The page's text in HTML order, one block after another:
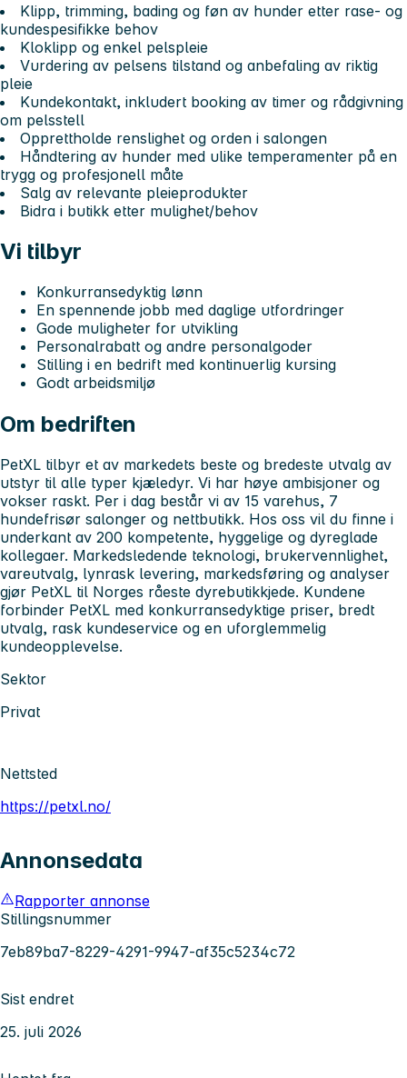
Klipp, trimming, bading og føn av hunder etter rase- og
kundespesifikke behov
Kloklipp og enkel pelspleie
Vurdering av pelsens tilstand og anbefaling av riktig
pleie
Kundekontakt, inkludert booking av timer og rådgivning
om pelsstell
Opprettholde renslighet og orden i salongen
Håndtering av hunder med ulike temperamenter på en
trygg og profesjonell måte
Salg av relevante pleieprodukter
Bidra i butikk etter mulighet/behov
Vi tilbyr
Konkurransedyktig lønn
En spennende jobb med daglige utfordringer
Gode muligheter for utvikling
Personalrabatt og andre personalgoder
Stilling i en bedrift med kontinuerlig kursing
Godt arbeidsmiljø
Om bedriften
PetXL tilbyr et av markedets beste og bredeste utvalg av
utstyr til alle typer kjæledyr. Vi har høye ambisjoner og
vokser raskt. Per i dag består vi av 15 varehus, 7
hundefrisør salonger og nettbutikk. Hos oss vil du finne i
underkant av 200 kompetente, hyggelige og dyreglade
kollegaer. Markedsledende teknologi, brukervennlighet,
vareutvalg, lynrask levering, markedsføring og analyser
gjør PetXL til Norges råeste dyrebutikkjede. Kundene
forbinder PetXL med konkurransedyktige priser, bredt
utvalg, rask kundeservice og en uforglemmelig
kundeopplevelse.
Sektor
Privat
Nettsted
https://petxl.no/
Annonsedata
Rapporter annonse
Stillingsnummer
7eb89ba7-8229-4291-9947-af35c5234c72
Sist endret
25. juli 2026